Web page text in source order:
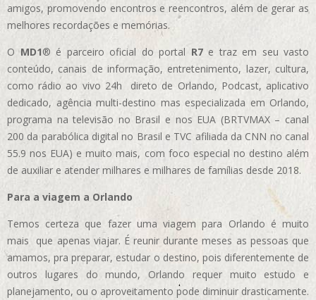
amigos, promovendo encontros e reencontros, além de gerar as
melhores recordações e memórias.
OMD1® é parceiro oficial do portal R7e traz em seu vasto
conteúdo, canais de informação, entretenimento, lazer, cultura,
como rádio ao vivo 24h direto de Orlando, Podcast, aplicativo
dedicado, agência multi-destino mas especializada em Orlando,
programa na televisão no Brasil e nos EUA (BRTVMAX – canal
200 da parabólica digital no Brasil e TVC afiliada da CNN no canal
55.9 nos EUA) e muito mais, com foco especial no destino além
de auxiliar e atender milhares e milhares de famílias desde 2018.
Para a viagem a Orlando
Temos certeza que fazer uma viagem para Orlando é muito
mais que apenas viajar. É reunir durante meses as pessoas que
amamos, pra preparar, estudar o destino, pois diferentemente de
outros lugares do mundo, Orlando requer muito estudo e
planejamento, ou o aproveitamento pode diminuir drasticamente.